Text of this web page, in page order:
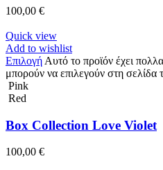
100,00 €
Quick view
Add to wishlist
Επιλογή Αυτό το προϊόν έχει
μπορούν να επιλεγούν στη σελίδα
Pink
Red
Box Collection Love Violet
100,00 €